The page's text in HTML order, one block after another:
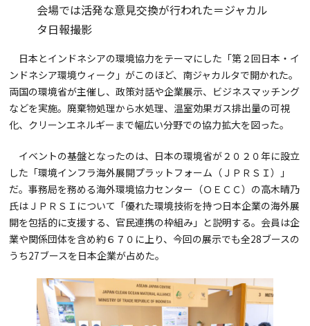
会場では活発な意見交換が行われた＝ジャカル
タ日報撮影
日本とインドネシアの環境協力をテーマにした「第２回日本・イ
ンドネシア環境ウィーク」がこのほど、南ジャカルタで開かれた。
両国の環境省が主催し、政策対話や企業展示、ビジネスマッチング
などを実施。廃棄物処理から水処理、温室効果ガス排出量の可視
化、クリーンエネルギーまで幅広い分野での協力拡大を図った。
イベントの基盤となったのは、日本の環境省が２０２０年に設立
した「環境インフラ海外展開プラットフォーム（ＪＰＲＳＩ）」
だ。事務局を務める海外環境協力センター（ＯＥＣＣ）の高木晴乃
氏はＪＰＲＳＩについて「優れた環境技術を持つ日本企業の海外展
開を包括的に支援する、官民連携の枠組み」と説明する。会員は企
業や関係団体を含め約６７０に上り、今回の展示でも全28ブースの
うち27ブースを日本企業が占めた。